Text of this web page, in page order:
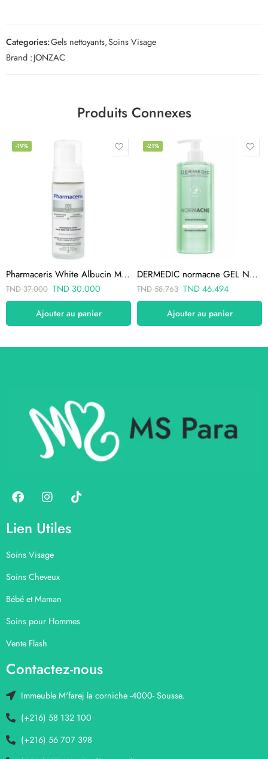
Categories:Gels nettoyants,Soins Visage
Brand :JONZAC
Produits Connexes
-19%
Pharmaceris White Albucin Mousse Nettoyante 150ml
TND37.000 TND 30.000
Ajouter au panier
-21%
DERMEDIC normacne GEL NETTOYANT 500ml
TND58.763 TND46.494
Ajouter au panier
Lien Utiles
Soins Visage
Soins Cheveux
Bébé et Maman
Soins pour Hommes
Vente Flash
Contactez-nous
Immeuble M'farej la corniche -4000- Sousse.
(+216) 58 132 100
(+216) 56 707 398